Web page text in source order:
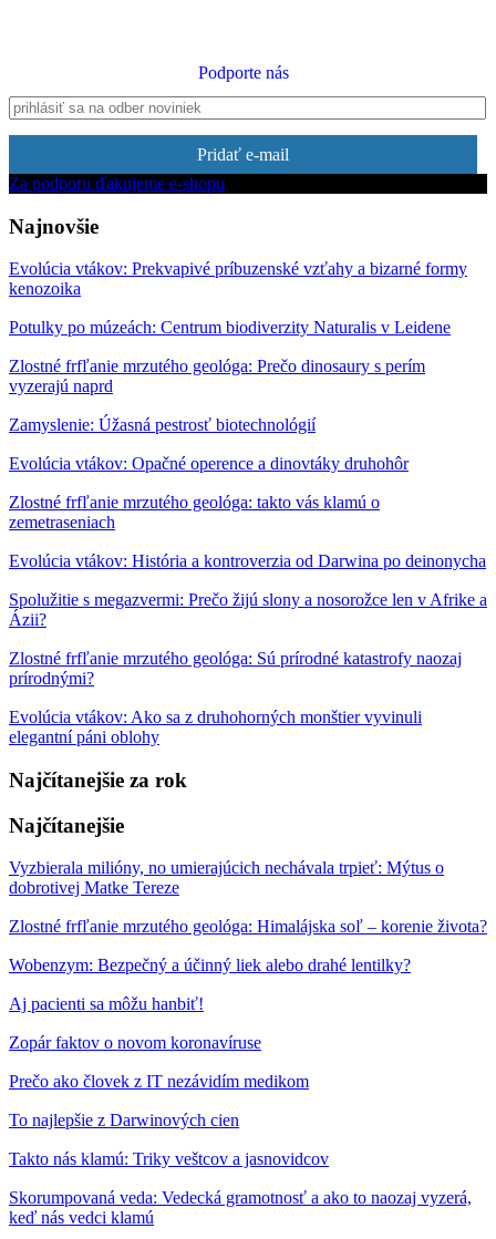
Podporte nás
Pridať e-mail
Za podporu ďakujeme e-shopu
Najnovšie
Evolúcia vtákov: Prekvapivé príbuzenské vzťahy a bizarné formy
kenozoika
Potulky po múzeách: Centrum biodiverzity Naturalis v Leidene
Zlostné frfľanie mrzutého geológa: Prečo dinosaury s perím
vyzerajú naprd
Zamyslenie: Úžasná pestrosť biotechnológií
Evolúcia vtákov: Opačné operence a dinovtáky druhohôr
Zlostné frfľanie mrzutého geológa: takto vás klamú o
zemetraseniach
Evolúcia vtákov: História a kontroverzia od Darwina po deinonycha
Spolužitie s megazvermi: Prečo žijú slony a nosorožce len v Afrike a
Ázii?
Zlostné frfľanie mrzutého geológa: Sú prírodné katastrofy naozaj
prírodnými?
Evolúcia vtákov: Ako sa z druhohorných monštier vyvinuli
elegantní páni oblohy
Najčítanejšie za rok
Najčítanejšie
Vyzbierala milióny, no umierajúcich nechávala trpieť: Mýtus o
dobrotivej Matke Tereze
Zlostné frfľanie mrzutého geológa: Himalájska soľ – korenie života?
Wobenzym: Bezpečný a účinný liek alebo drahé lentilky?
Aj pacienti sa môžu hanbiť!
Zopár faktov o novom koronavíruse
Prečo ako človek z IT nezávidím medikom
To najlepšie z Darwinových cien
Takto nás klamú: Triky veštcov a jasnovidcov
Skorumpovaná veda: Vedecká gramotnosť a ako to naozaj vyzerá,
keď nás vedci klamú